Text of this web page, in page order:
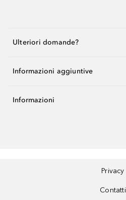
Ulteriori domande?
Informazioni aggiuntive
Informazioni
Privacy
Contatti